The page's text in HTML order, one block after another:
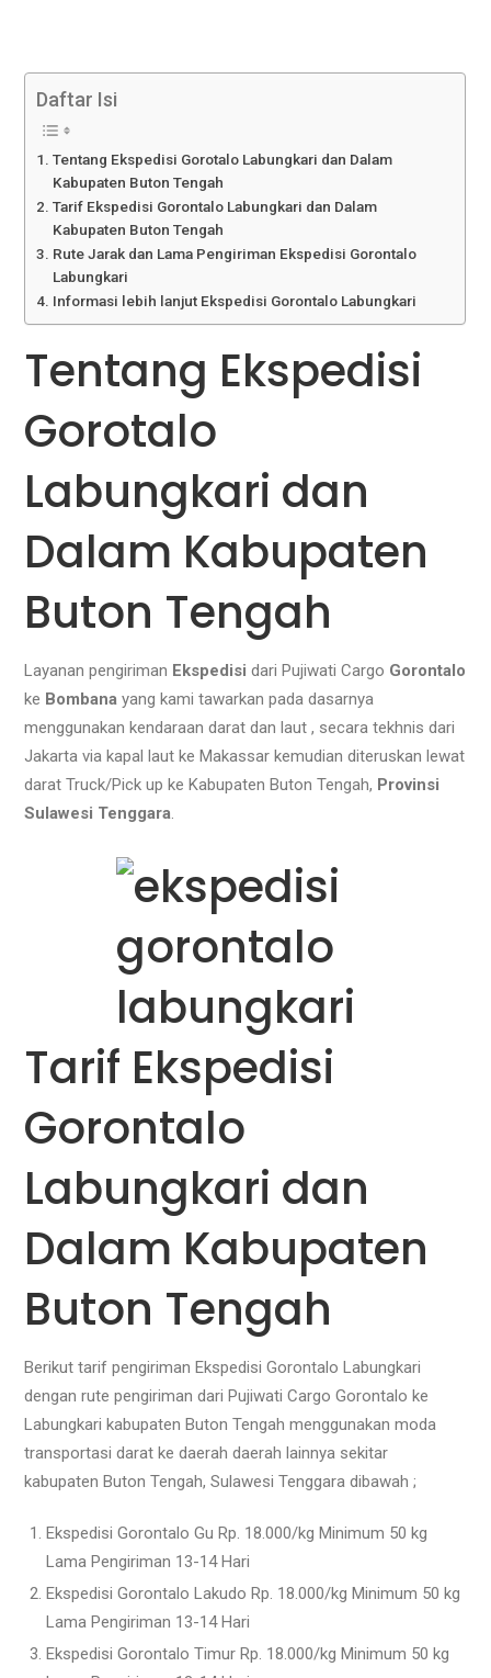
Daftar Isi
Tentang Ekspedisi Gorotalo Labungkari dan Dalam
Kabupaten Buton Tengah
Tarif Ekspedisi Gorontalo Labungkari dan Dalam
Kabupaten Buton Tengah
Rute Jarak dan Lama Pengiriman Ekspedisi Gorontalo
Labungkari
Informasi lebih lanjut Ekspedisi Gorontalo Labungkari
Tentang Ekspedisi
Gorotalo
Labungkari dan
Dalam Kabupaten
Buton Tengah
Layanan pengiriman Ekspedisi dari Pujiwati Cargo Gorontalo
ke Bombana yang kami tawarkan pada dasarnya
menggunakan kendaraan darat dan laut , secara tekhnis dari
Jakarta via kapal laut ke Makassar kemudian diteruskan lewat
darat Truck/Pick up ke Kabupaten Buton Tengah, Provinsi
Sulawesi Tenggara
Tarif Ekspedisi
Gorontalo
Labungkari dan
Dalam Kabupaten
Buton Tengah
Berikut tarif pengiriman Ekspedisi Gorontalo Labungkari
dengan rute pengiriman dari Pujiwati Cargo Gorontalo ke
Labungkari kabupaten Buton Tengah menggunakan moda
transportasi darat ke daerah daerah lainnya sekitar
kabupaten Buton Tengah, Sulawesi Tenggara dibawah ;
Ekspedisi Gorontalo Gu Rp. 18.000/kg Minimum 50 kg
Lama Pengiriman 13-14 Hari
Ekspedisi Gorontalo Lakudo Rp. 18.000/kg Minimum 50 kg
Lama Pengiriman 13-14 Hari
Ekspedisi Gorontalo Timur Rp. 18.000/kg Minimum 50 kg